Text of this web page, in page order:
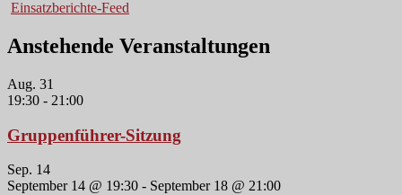
Einsatzberichte-Feed
Anstehende Veranstaltungen
Aug. 31
19:30 - 21:00
Gruppenführer-Sitzung
Sep. 14
September 14 @ 19:30 - September 18 @ 21:00